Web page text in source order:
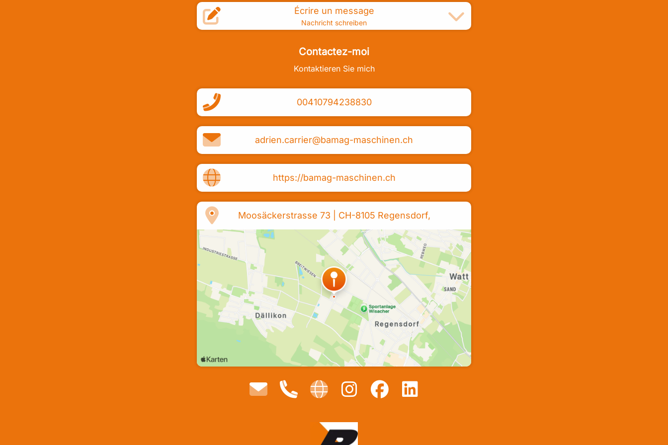
Écrire un message
Nachricht schreiben
Scanne meine Visitenkarte
(erforderlich) Nachname (erforderlich)
E-Mail Adresse(erforderlich)
(optional)
Mit dem Absenden deiner Daten stimmst du der weiteren
Verarbeitung und möglichen Geschäftsbedingungen zu.
Senden
Contactez-moi
Kontaktieren Sie mich
00410794238830
adrien.carrier@bamag-maschinen.ch
https://bamag-maschinen.ch
Moosäckerstrasse 73 | CH-8105 Regensdorf,